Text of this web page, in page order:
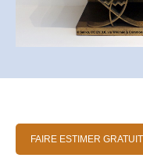
FAIRE ESTIMER